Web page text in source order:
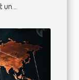
un...